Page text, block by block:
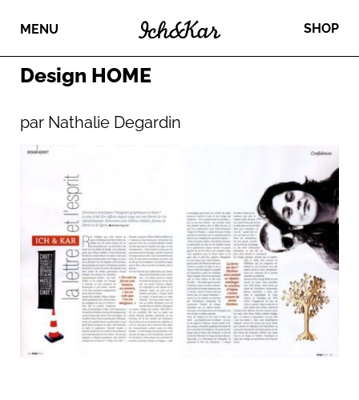
MENU SHOP
Design HOME
par Nathalie Degardin